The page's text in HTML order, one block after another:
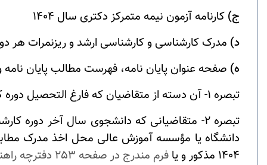
ج) کارنامه آزمون نیمه متمرکز دکتری سال 1404
د) مدرک کارشناسی و کارشناسی ارشد و ریزنمرات هر
ه) صفحه عنوان پایان نامه، فهرست مطالب پایان
تبصره 1- آن دسته از متقاضیان که فارغ التحصیل دوره کارشناسی ناپیوسته می باشند علاوه بر مدرک کارشناسی ناپیوسته می بایست مدرک کاردانی را نیز ارائه نمایند.
دانشگاه یا مؤسسه آموزش عالی محل اخذ مدرک
1404 مذکور و یا
فرم مندرج در صفحه 253 دفترچه راهنمای انتخاب رشته‌